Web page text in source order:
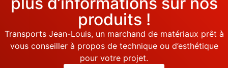
produits !
Transports Jean-Louis, un marchand de matériaux prêt à
vous conseiller à propos de technique ou d’esthétique
pour votre projet.